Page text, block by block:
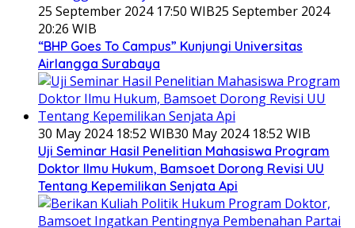
25 September 2024 17:50 WIB25 September 2024
20:26 WIB
“BHP Goes To Campus” Kunjungi Universitas
Airlangga Surabaya
30 May 2024 18:52 WIB30 May 2024 18:52 WIB
Uji Seminar Hasil Penelitian Mahasiswa Program
Doktor Ilmu Hukum, Bamsoet Dorong Revisi UU
Tentang Kepemilikan Senjata Api